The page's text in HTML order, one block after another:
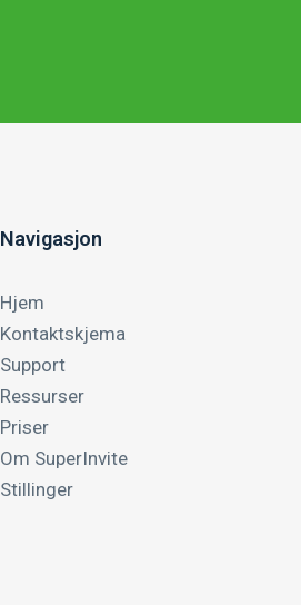
Navigasjon
Hjem
Kontaktskjema
Support
Ressurser
Priser
Om SuperInvite
Stillinger